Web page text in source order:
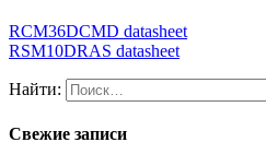
RCM36DCMD datasheet
RSM10DRAS datasheet
Найти:
Свежие записи